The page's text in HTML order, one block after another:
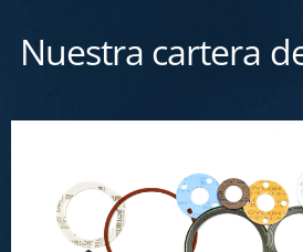
Nuestra cartera